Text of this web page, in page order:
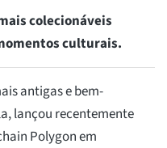
colecionáveis
culturais.
antigas e bem-
lançou recentemente
Polygon em